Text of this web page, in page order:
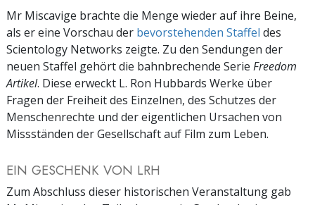
Mr Miscavige brachte die Menge wieder auf ihre Beine,
als er eine Vorschau der bevorstehenden Staffel des
Scientology Networks zeigte. Zu den Sendungen der
neuen Staffel gehört die bahnbrechende Serie Freedom
Artikel. Diese erweckt L. Ron Hubbards Werke über
Fragen der Freiheit des Einzelnen, des Schutzes der
Menschenrechte und der eigentlichen Ursachen von
Missständen der Gesellschaft auf Film zum Leben.
EIN GESCHENK VON LRH
Zum Abschluss dieser historischen Veranstaltung gab